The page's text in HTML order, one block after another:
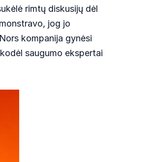
rimtų diskusijų dėl
jog jo
kompanija gynėsi
saugumo ekspertai